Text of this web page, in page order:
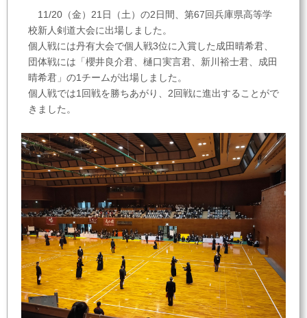
11/20（金）21日（土）の2日間、第67回兵庫県高等学
校新人剣道大会に出場しました。
個人戦には丹有大会で個人戦3位に入賞した成田晴希君、
団体戦には「櫻井良介君、樋口実言君、新川裕士君、成田
晴希君」の1チームが出場しました。
個人戦では1回戦を勝ちあがり、2回戦に進出することがで
きました。